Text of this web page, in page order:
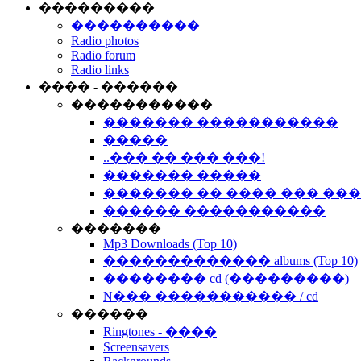
���������
����������
Radio photos
Radio forum
Radio links
���� - ������
�����������
������� �����������
�����
..��� �� ��� ���!
������� �����
������� �� ���� ���
������ �����������
�������
Mp3 Downloads (Top 10)
������������� albums (Top 10)
�������� cd (���������)
N��� ����������� / cd
������
Ringtones - ����
Screensavers